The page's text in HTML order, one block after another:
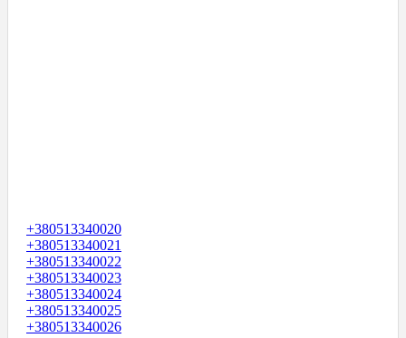
+380513340020
+380513340021
+380513340022
+380513340023
+380513340024
+380513340025
+380513340026